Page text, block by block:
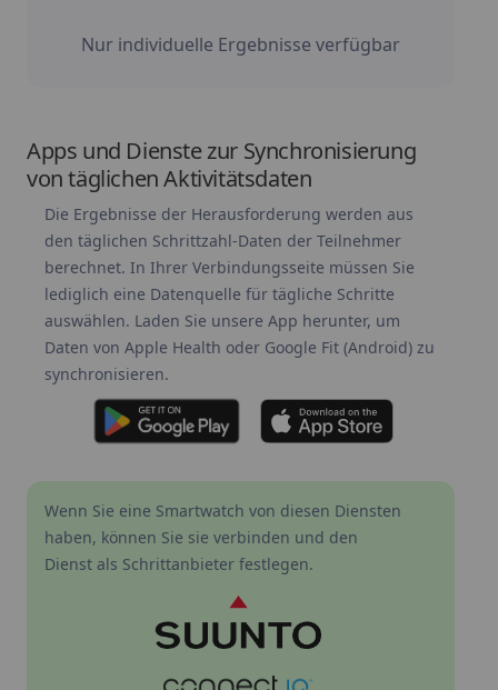
Nur individuelle Ergebnisse verfügbar
Apps und Dienste zur Synchronisierung
von täglichen Aktivitätsdaten
Die Ergebnisse der Herausforderung werden aus
den täglichen Schrittzahl-Daten der Teilnehmer
berechnet. In Ihrer Verbindungsseite müssen Sie
lediglich eine Datenquelle für tägliche Schritte
auswählen. Laden Sie unsere App herunter, um
Daten von Apple Health oder Google Fit (Android) zu
synchronisieren.
Wenn Sie eine Smartwatch von diesen Diensten
haben, können Sie sie verbinden und den
Dienst als Schrittanbieter festlegen.